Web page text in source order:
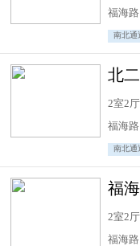
福海
南北通
北
2室2
福海
南北通
2室2
福海